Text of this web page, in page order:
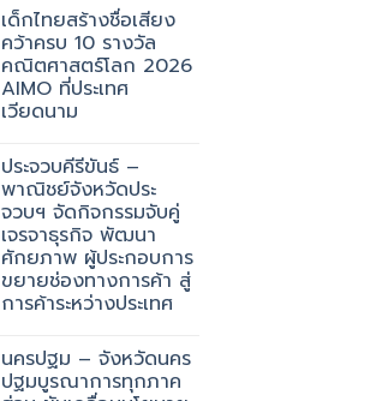
เด็กไทยสร้างชื่อเสียง
คว้าครบ 10 รางวัล
คณิตศาสตร์โลก 2026
AIMO ที่ประเทศ
เวียดนาม
ประจวบคีรีขันธ์ –
พาณิชย์จังหวัดประ
จวบฯ จัดกิจกรรมจับคู่
เจรจาธุรกิจ พัฒนา
ศักยภาพ ผู้ประกอบการ
ขยายช่องทางการค้า สู่
การค้าระหว่างประเทศ
นครปฐม – จังหวัดนคร
ปฐมบูรณาการทุกภาค